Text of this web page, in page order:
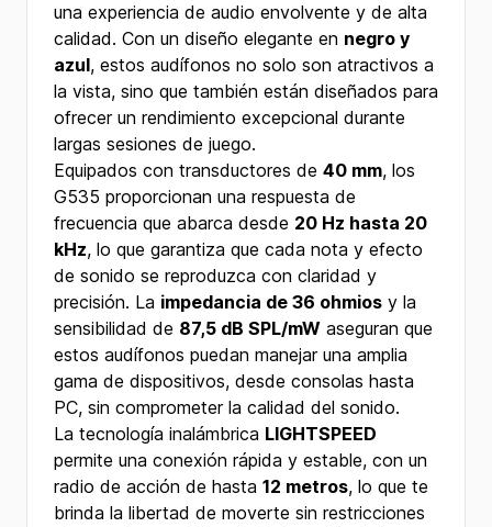
una experiencia de audio envolvente y de alta
calidad. Con un diseño elegante en negro y
azul, estos audífonos no solo son atractivos a
la vista, sino que también están diseñados para
ofrecer un rendimiento excepcional durante
largas sesiones de juego.
Equipados con transductores de 40 mm, los
G535 proporcionan una respuesta de
frecuencia que abarca desde 20 Hz hasta 20
kHz, lo que garantiza que cada nota y efecto
de sonido se reproduzca con claridad y
precisión. La impedancia de 36 ohmios y la
sensibilidad de 87,5 dB SPL/mW aseguran que
estos audífonos puedan manejar una amplia
gama de dispositivos, desde consolas hasta
PC, sin comprometer la calidad del sonido.
La tecnología inalámbrica LIGHTSPEED
permite una conexión rápida y estable, con un
radio de acción de hasta 12 metros, lo que te
brinda la libertad de moverte sin restricciones